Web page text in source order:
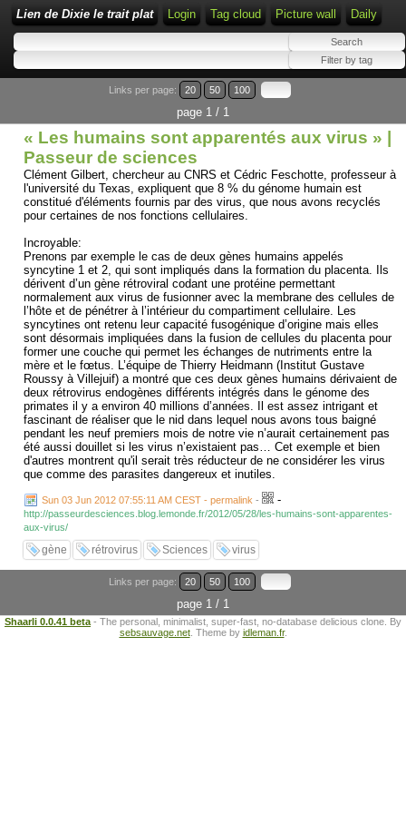
Lien de Dixie le trait plat Login Tag cloud Picture wall Daily
Links per page: 20 50 100
page 1 / 1
« Les humains sont apparentés aux virus » |
Passeur de sciences
Clément Gilbert, chercheur au CNRS et Cédric Feschotte, professeur à
l'université du Texas, expliquent que 8 % du génome humain est
constitué d'éléments fournis par des virus, que nous avons recyclés
pour certaines de nos fonctions cellulaires.
Incroyable:
Prenons par exemple le cas de deux gènes humains appelés
syncytine 1 et 2, qui sont impliqués dans la formation du placenta. Ils
dérivent d’un gène rétroviral codant une protéine permettant
normalement aux virus de fusionner avec la membrane des cellules de
l’hôte et de pénétrer à l’intérieur du compartiment cellulaire. Les
syncytines ont retenu leur capacité fusogénique d’origine mais elles
sont désormais impliquées dans la fusion de cellules du placenta pour
former une couche qui permet les échanges de nutriments entre la
mère et le fœtus. L’équipe de Thierry Heidmann (Institut Gustave
Roussy à Villejuif) a montré que ces deux gènes humains dérivaient de
deux rétrovirus endogènes différents intégrés dans le génome des
primates il y a environ 40 millions d’années. Il est assez intrigant et
fascinant de réaliser que le nid dans lequel nous avons tous baigné
pendant les neuf premiers mois de notre vie n’aurait certainement pas
été aussi douillet si les virus n’existaient pas… Cet exemple et bien
d'autres montrent qu'il serait très réducteur de ne considérer les virus
que comme des parasites dangereux et inutiles.
Sun 03 Jun 2012 07:55:11 AM CEST - permalink - -
http://passeurdesciences.blog.lemonde.fr/2012/05/28/les-humains-sont-apparentes-
aux-virus/
gène rétrovirus Sciences virus
Links per page: 20 50 100
page 1 / 1
Shaarli 0.0.41 beta - The personal, minimalist, super-fast, no-database delicious clone. By
sebsauvage.net. Theme by idleman.fr.